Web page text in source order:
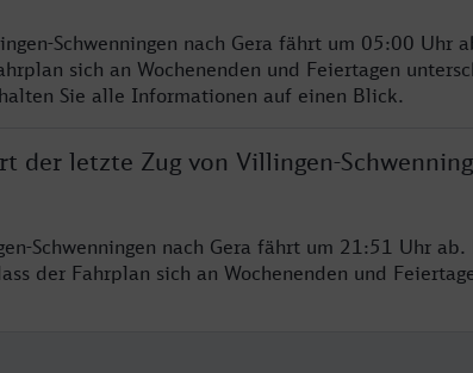
Schwenningen nach Gera fährt um 05:00 Uhr
sich an Wochenenden und Feiertagen
Sie alle Informationen auf einen Blick.
der letzte Zug von Villingen-
Schwenningen nach Gera fährt um 21:51 Uhr
der Fahrplan sich an Wochenenden und